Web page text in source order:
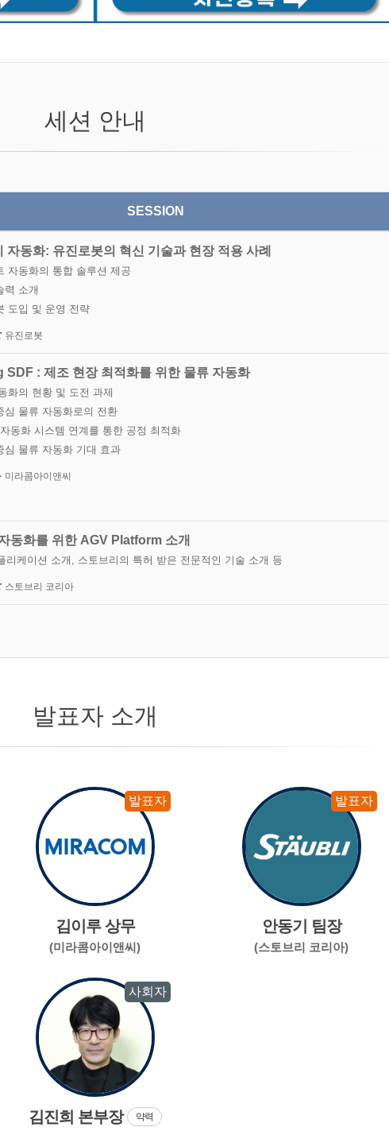
세션 안내
SESSION
자동화: 유진로봇의 혁신 기술과 현장 적용 사례
자동화의 통합 솔루션 제공
력 소개
도입 및 운영 전략
유진로봇
SDF : 제조 현장 최적화를 위한 물류 자동화
화의 현황 및 도전 과제
심 물류 자동화로의 전환
동화 시스템 연계를 통한 공정 최적화
심 물류 자동화 기대 효과
미라콤아이앤씨
동화를 위한 AGV Platform 소개
리케이션 소개, 스토브리의 특허 받은 전문적인 기술 소개 등
스토브리 코리아
발표자 소개
발표자
김이루 상무
(미라콤아이앤씨)
발표자
안동기 팀장
(스토브리 코리아)
사회자
김진희 본부장 약력